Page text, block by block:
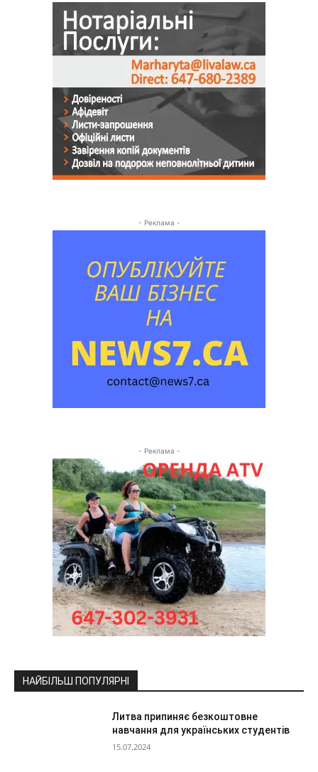
- Реклама -
- Реклама -
НАЙБІЛЬШ ПОПУЛЯРНІ
Литва припиняє безкоштовне
навчання для українських студентів
15.07.2024